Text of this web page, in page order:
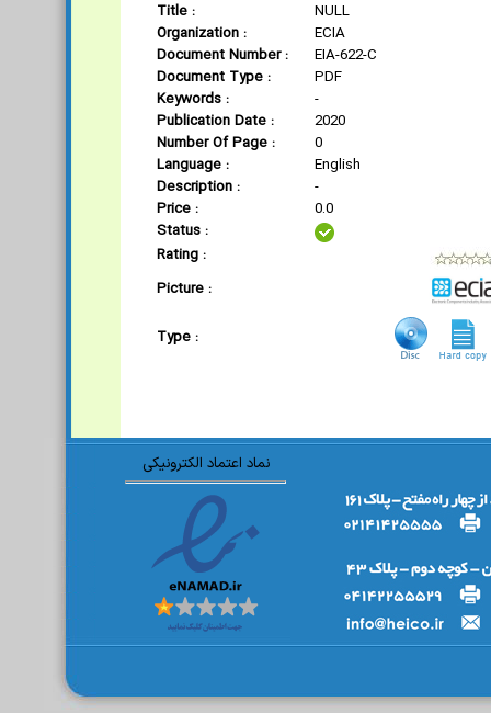
Title :
NULL
Organization :
ECIA
Document Number :
EIA-622-C
Document Type :
PDF
Keywords :
-
Publication Date :
2020
Number Of Page :
0
Language :
English
Description :
-
Price :
0.0
Status :
Rating :
Picture :
Type :
نماد اعتماد الکترونیکی